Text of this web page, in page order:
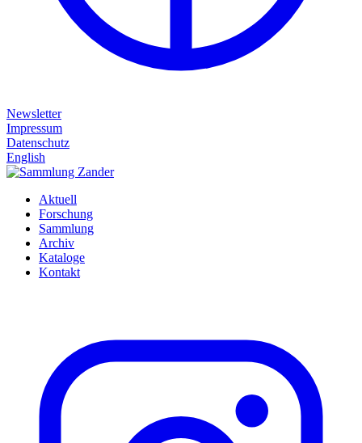
Newsletter
Impressum
Datenschutz
English
Aktuell
Forschung
Sammlung
Archiv
Kataloge
Kontakt